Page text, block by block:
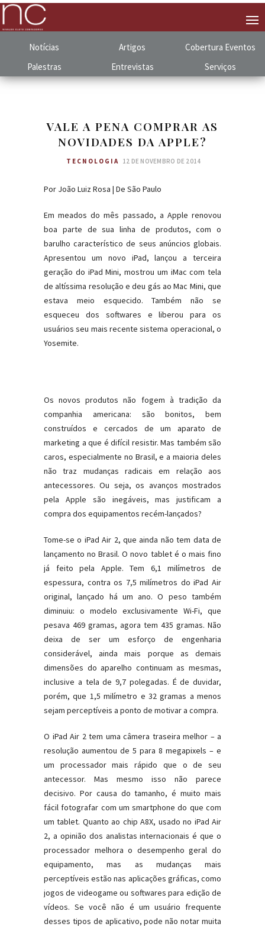
Notícias Artigos Cobertura Eventos
Palestras
Entrevistas Serviços
VALE A PENA COMPRAR AS
NOVIDADES DA APPLE?
TECNOLOGIA 12 DE NOVEMBRO DE 2014
Por João Luiz Rosa | De São Paulo
Em meados do mês passado, a Apple renovou
boa parte de sua linha de produtos, com o
barulho característico de seus anúncios globais.
Apresentou um novo iPad, lançou a terceira
geração do iPad Mini, mostrou um iMac com tela
de altíssima resolução e deu gás ao Mac Mini, que
estava meio esquecido. Também não se
esqueceu dos softwares e liberou para os
usuários seu mais recente sistema operacional, o
Yosemite.
Os novos produtos não fogem à tradição da
companhia americana: são bonitos, bem
construídos e cercados de um aparato de
marketing a que é difícil resistir. Mas também são
caros, especialmente no Brasil, e a maioria deles
não traz mudanças radicais em relação aos
antecessores. Ou seja, os avanços mostrados
pela Apple são inegáveis, mas justificam a
compra dos equipamentos recém-lançados?
Tome-se o iPad Air 2, que ainda não tem data de
lançamento no Brasil. O novo tablet é o mais fino
já feito pela Apple. Tem 6,1 milímetros de
espessura, contra os 7,5 milímetros do iPad Air
original, lançado há um ano. O peso também
diminuiu: o modelo exclusivamente Wi-Fi, que
pesava 469 gramas, agora tem 435 gramas. Não
deixa de ser um esforço de engenharia
considerável, ainda mais porque as demais
dimensões do aparelho continuam as mesmas,
inclusive a tela de 9,7 polegadas. É de duvidar,
porém, que 1,5 milímetro e 32 gramas a menos
sejam perceptíveis a ponto de motivar a compra.
O iPad Air 2 tem uma câmera traseira melhor – a
resolução aumentou de 5 para 8 megapixels – e
um processador mais rápido que o de seu
antecessor. Mas mesmo isso não parece
decisivo. Por causa do tamanho, é muito mais
fácil fotografar com um smartphone do que com
um tablet. Quanto ao chip A8X, usado no iPad Air
2, a opinião dos analistas internacionais é que o
processador melhora o desempenho geral do
equipamento, mas as mudanças mais
perceptíveis estão nas aplicações gráficas, como
jogos de videogame ou softwares para edição de
vídeos. Se você não é um usuário frequente
desses tipos de aplicativo, pode não notar muita